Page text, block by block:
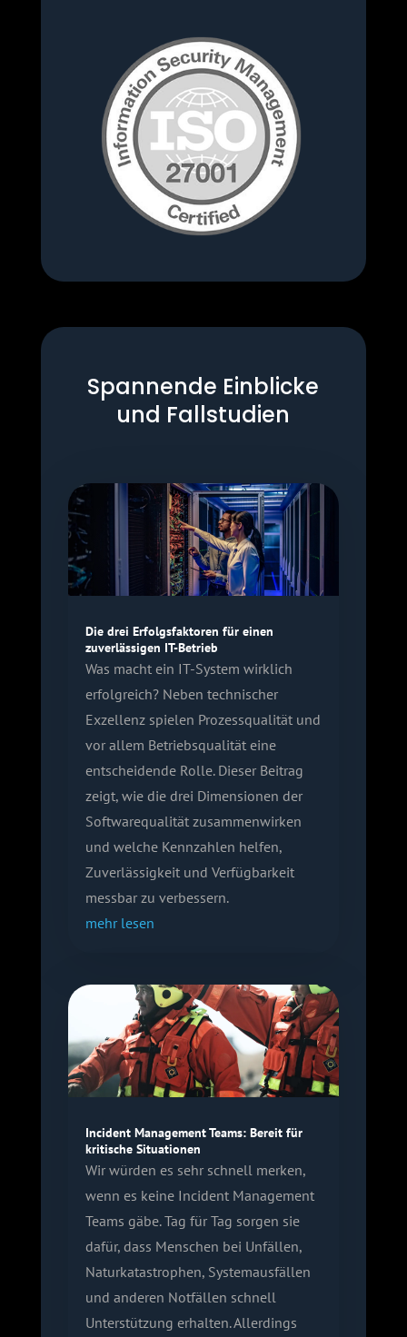
Spannende Einblicke
und Fallstudien
Die drei Erfolgsfaktoren für einen
zuverlässigen IT-Betrieb
Was macht ein IT-System wirklich
erfolgreich? Neben technischer
Exzellenz spielen Prozessqualität und
vor allem Betriebsqualität eine
entscheidende Rolle. Dieser Beitrag
zeigt, wie die drei Dimensionen der
Softwarequalität zusammenwirken
und welche Kennzahlen helfen,
Zuverlässigkeit und Verfügbarkeit
messbar zu verbessern.
mehr lesen
Incident Management Teams: Bereit für
kritische Situationen
Wir würden es sehr schnell merken,
wenn es keine Incident Management
Teams gäbe. Tag für Tag sorgen sie
dafür, dass Menschen bei Unfällen,
Naturkatastrophen, Systemausfällen
und anderen Notfällen schnell
Unterstützung erhalten. Allerdings